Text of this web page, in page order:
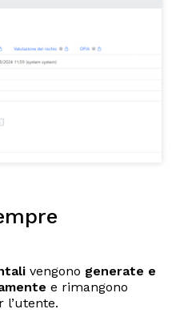
vengono generate e
e rimangono
l’utente.